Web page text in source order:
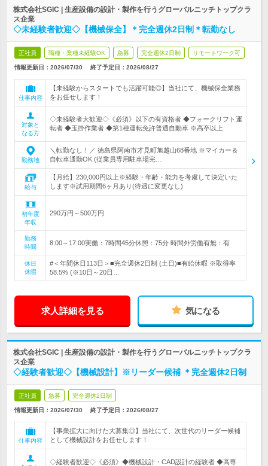
株式会社SGIC | 生産設備の設計・製作を行うグローバルニッチトップクラ
ス企業
◇未経験者歓迎◇【機械保全】＊完全週休2日制＊転勤なし
正社員 職種・業種未経験OK 急募 完全週休2日制 リモートワーク可
情報更新日：2026/07/30 終了予定日： 2026/08/27
仕事内容
【未経験からスタートでも活躍可能◎】当社にて、機械保全業務
をお任せします！
対象と
なる方
◇未経験者大歓迎◇《必須》以下の有資格者 ◆フォークリフト運
転者 ◆玉掛作業者 ◆第1種運転免許普通自動車 ※高卒以上
勤務地
＼転勤なし！／ 徳島県阿南市才見町旭越山68番地 ※マイカー＆
自転車通勤OK (従業員専用駐車場完…
給与
【月給】230,000円以上※経験・年齢・能力を考慮して決定いた
します※試用期間6ヶ月あり(待遇に変更なし)
初年度
年収
290万円～500万円
勤務
時間
8:00～17:00実働：7時間45分休憩：75分 時間外労働有無：有
休日
休暇
#＜年間休日113日＞■完全週休2日制 (土日)■有給休暇 ※取得率
58.5% (※10日～20日…
求人詳細を見る 気になる
株式会社SGIC | 生産設備の設計・製作を行うグローバルニッチトップクラ
ス企業
◇経験者歓迎◇【機械設計】※リーダー候補 ＊完全週休2日制
正社員 急募 完全週休2日制
情報更新日：2026/07/30 終了予定日： 2026/08/27
仕事内容
【事業拡大に向けた大募集◎】当社にて、次世代のリーダー候補
として機械設計をお任せします！
◇経験者歓迎◇《必須》◆機械設計・CAD設計の経験者 ◆高専